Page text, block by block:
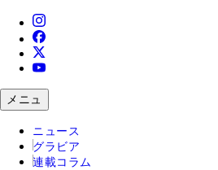
メニュ
ニュース
グラビア
連載コラム